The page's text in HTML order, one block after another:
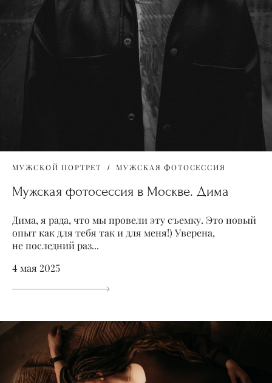
МУЖСКОЙ ПОРТРЕТ МУЖСКАЯ ФОТОСЕССИЯ
Мужская фотосессия в Москве. Дима
Дима, я рада, что мы провели эту съемку. Это новый
опыт как для тебя так и для меня!) Уверена,
не последний раз...
4 мая 2025